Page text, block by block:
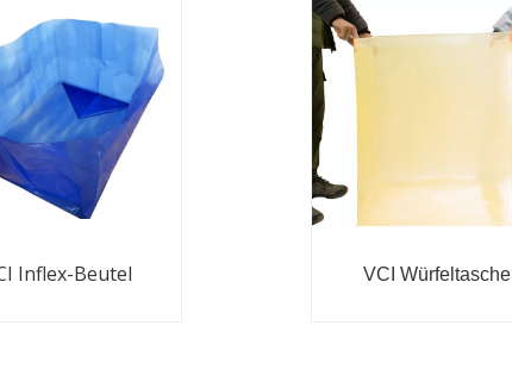
Inflex-Beutel VCI Würfeltasche